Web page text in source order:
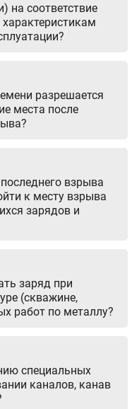
на соответствие
разрешается
места после
взрыва
к месту взрыва
зарядов и
заряд при
(скважине,
работ по металлу?
специальных
каналов, канав